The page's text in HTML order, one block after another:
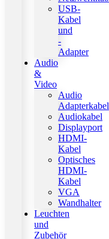
USB-
Kabel
und
-
Adapter
Audio
&
Video
Audio
Adapterkabel
Audiokabel
Displayport
HDMI-
Kabel
Optisches
HDMI-
Kabel
VGA
Wandhalter
Leuchten
und
Zubehör